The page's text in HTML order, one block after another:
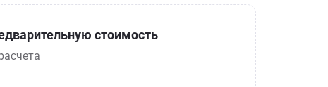
стоимость